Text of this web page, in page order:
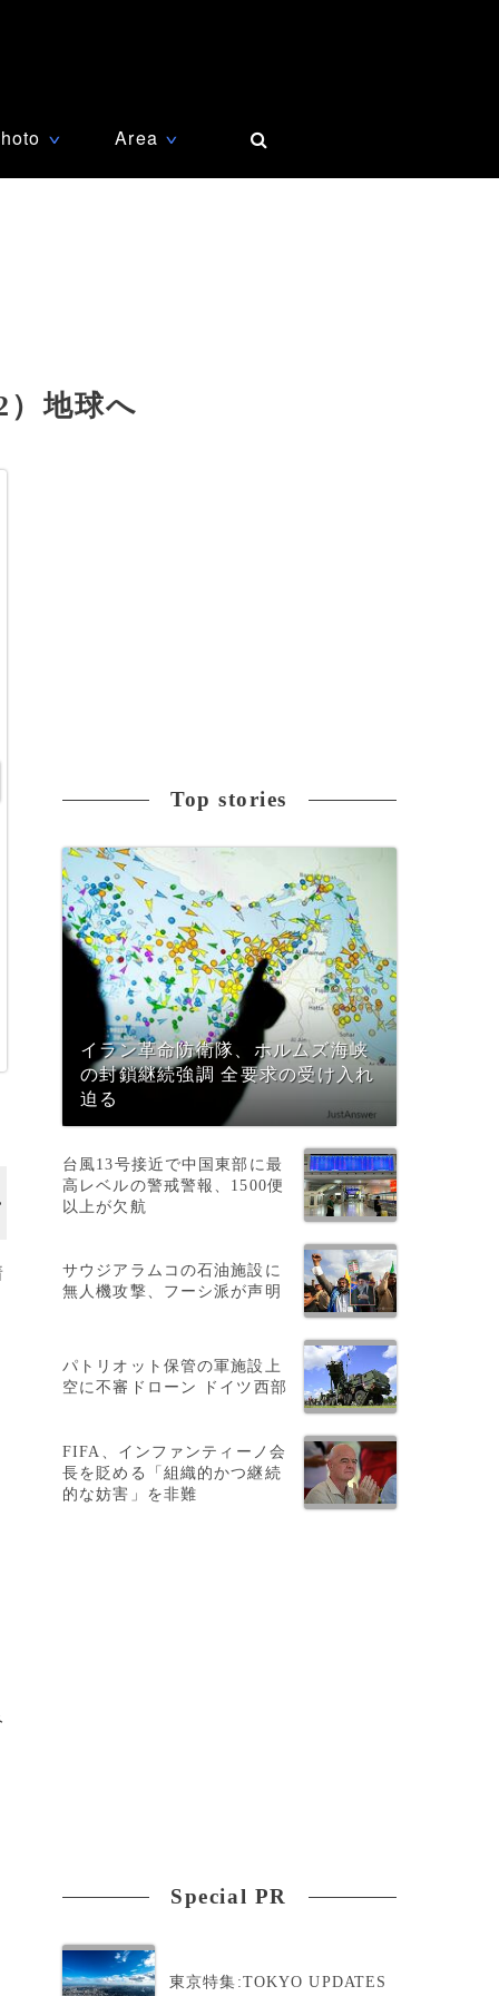
∨ Area ∨
）地球へ
Top stories
イラン革命防衛隊、ホルムズ海峡
の封鎖継続強調 全要求の受け入れ
迫る
台風13号接近で中国東部に最
高レベルの警戒警報、1500便
以上が欠航
サウジアラムコの石油施設に
無人機攻撃、フーシ派が声明
パトリオット保管の軍施設上
空に不審ドローン ドイツ西部
FIFA、インファンティーノ会
長を貶める「組織的かつ継続
的な妨害」を非難
Special PR
東京特集:TOKYO UPDATES